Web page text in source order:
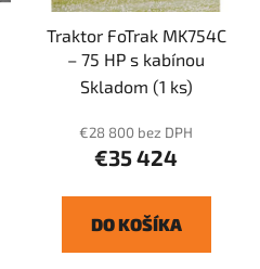
Traktor FoTrak MK754C
– 75 HP s kabínou
Skladom (1 ks)
€28 800 bez DPH
€35 424
DO KOŠÍKA